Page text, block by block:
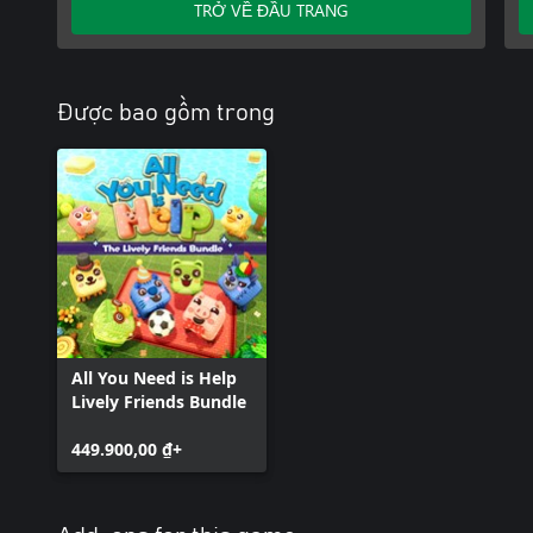
TRỞ VỀ ĐẦU TRANG
Được bao gồm trong
All You Need is Help
Lively Friends Bundle
449.900,00 ₫+